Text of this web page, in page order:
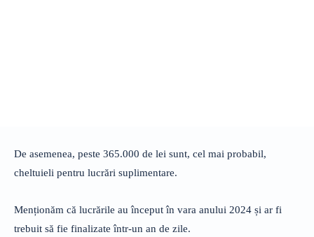
De asemenea, peste 365.000 de lei sunt, cel mai probabil,
cheltuieli pentru lucrări suplimentare.
Menționăm că lucrările au început în vara anului 2024 și ar fi
trebuit să fie finalizate într-un an de zile.